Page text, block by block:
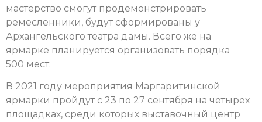
мастерство смогут продемонстрировать
ремесленники, будут сформированы у
Архангельского театра дамы. Всего же на
ярмарке планируется организовать порядка
500 мест.
В 2021 году мероприятия Маргаритинской
ярмарки пройдут с 23 по 27 сентября на четырех
площадках, среди которых выставочный центр